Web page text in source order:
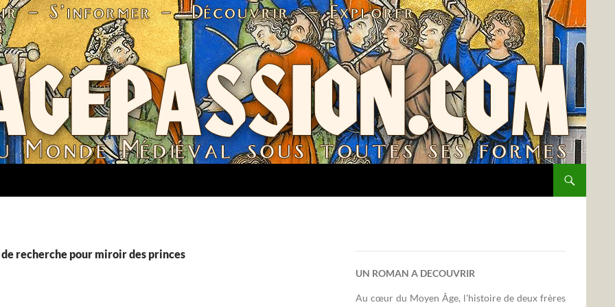
recherche pour miroir des princes
UN ROMAN A DECOUVRIR
Au cœur du Moyen Âge, l'histoire de deux frères